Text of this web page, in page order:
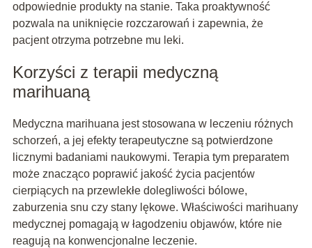
odpowiednie produkty na stanie. Taka proaktywność
pozwala na uniknięcie rozczarowań i zapewnia, że
pacjent otrzyma potrzebne mu leki.
Korzyści z terapii medyczną
marihuaną
Medyczna marihuana jest stosowana w leczeniu różnych
schorzeń, a jej efekty terapeutyczne są potwierdzone
licznymi badaniami naukowymi. Terapia tym preparatem
może znacząco poprawić jakość życia pacjentów
cierpiących na przewlekłe dolegliwości bólowe,
zaburzenia snu czy stany lękowe. Właściwości marihuany
medycznej pomagają w łagodzeniu objawów, które nie
reagują na konwencjonalne leczenie.